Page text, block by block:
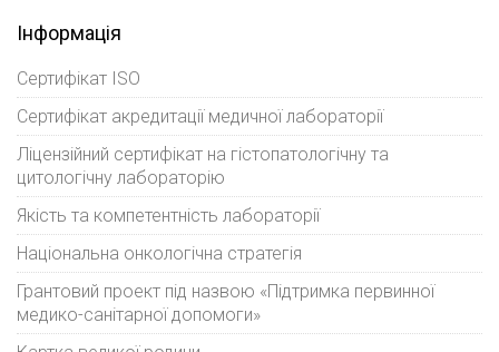
Інформація
Сертифікат ISO
Сертифікат акредитації медичної лабораторії
Ліцензійний сертифікат на гістопатологічну та
цитологічну лабораторію
Якість та компетентність лабораторії
Національна онкологічна стратегія
Грантовий проект під назвою «Підтримка первинної
медико-санітарної допомоги»